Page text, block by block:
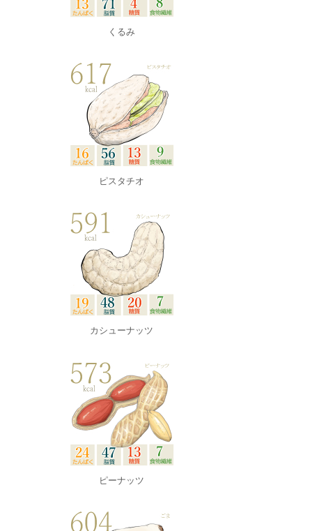
くるみ
ピスタチオ
カシューナッツ
ピーナッツ